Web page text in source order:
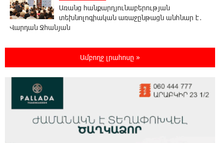
Առանց հանքարդյունաբերության
տեխնոլոգիական առաջընթացն անհնար է․
Վարդան Ջհանյան
12:44:19 6-08-2026
սրբազանների կալանքը ապօրինի է եղել.
Ամբողջ լրահոսը »